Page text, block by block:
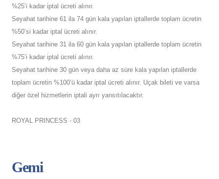
%25’i kadar iptal ücreti alınır.
Seyahat tarihine 61 ila 74 gün kala yapılan iptallerde toplam ücretin
%50’si kadar iptal ücreti alınır.
Seyahat tarihine 31 ila 60 gün kala yapılan iptallerde toplam ücretin
%75’i kadar iptal ücreti alınır.
Seyahat tarihine 30 gün veya daha az süre kala yapılan iptallerde
toplam ücretin %100’ü kadar iptal ücreti alınır. Uçak bileti ve varsa
diğer özel hizmetlerin iptali ayrı yansıtılacaktır.
ROYAL PRINCESS - 03
Gemi